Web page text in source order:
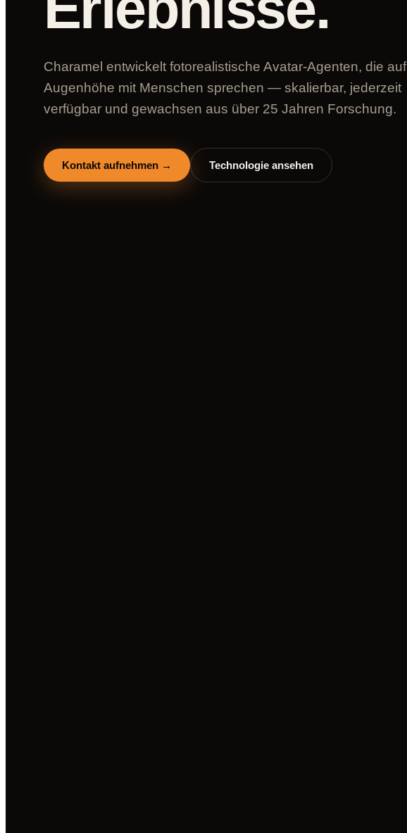
Charamel entwickelt fotorealistische Avatar-Agenten, die auf
Augenhöhe mit Menschen sprechen — skalierbar, jederzeit
verfügbar und gewachsen aus über 25 Jahren Forschung.
Kontakt aufnehmen → Technologie ansehen